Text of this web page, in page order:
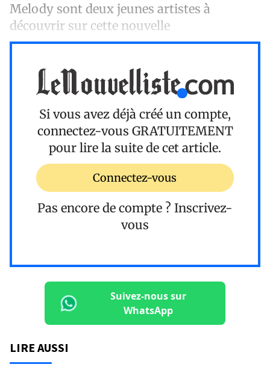
Melody sont deux jeunes artistes à
découvrir sur cette nouvelle
Si vous avez déjà créé un compte,
connectez-vous GRATUITEMENT
pour lire la suite de cet article.
Connectez-vous
Pas encore de compte ? Inscrivez-
vous
Suivez-nous sur
WhatsApp
LIRE AUSSI